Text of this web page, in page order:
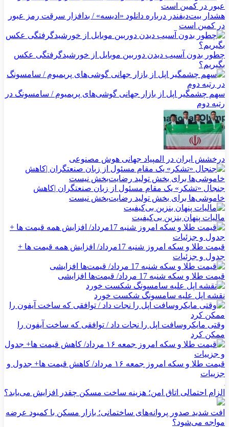
هشدار بیت‌دیفندر درباره دانلود «ادیسه» / بدافزار سرقت رمز عبور
در کمین است
چطور بدون آسیب دیدن دوربین موبایل از خورشیدگرفتگی عکس
بگیریم؟
سهم چشمگیر اپل از بازار جهانی گوشی‌های پریمیوم / سامسونگ در
رتبه دوم
درخشش ایران در المپیاد جهانی هوش مصنوعی
جنجال «تشکر» یک مقام مسئول از زبان صنعتگران |کاهش
خاموشی‌ها برای بخش تولید رضایت‌بخش نیست
مالیات پنهان بنزین بی‌کیفیت
قیمت طلا و سکه امروز شنبه 17مرداد/ افزایش همه قیمت ها +
جدول و جزئیات
قیمت طلا و سکه شنبه 17 مرداد/ قیمت‌ها افزایشی
نقشه اپل علیه سامسونگ شکست خورد
وقتی مایکروسافت اپل را نجات داد / توافقی که ساخت آیفون را
ممکن کرد
قیمت طلا و سکه امروز جمعه ۱۶ مرداد/ کاهش قیمت ها+ جدول و
جزییات
الزام احتمالی اتاق امن؛ هزینه ساخت مسکن چقدر افزایش می‌یابد؟
افت شدید صدور پروانه‌های ساختمانی؛ بازار مسکن با کمبود عرضه
مواجه می‌شود؟